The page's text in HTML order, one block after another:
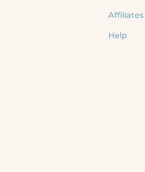
Affiliates
Help